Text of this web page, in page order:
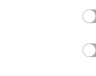
későbbre,
az év